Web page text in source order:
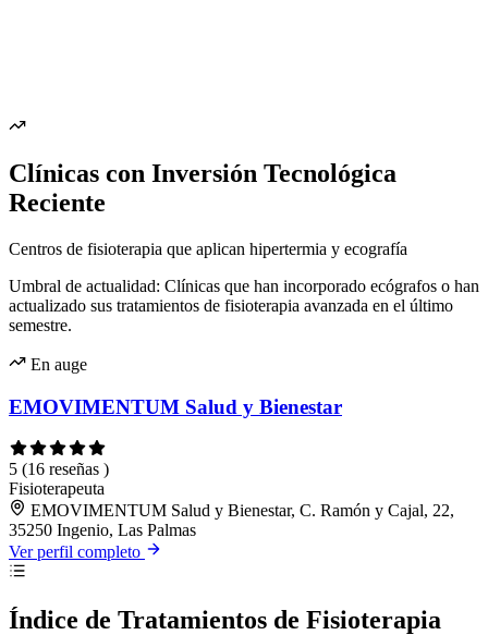
Clínicas con Inversión Tecnológica
Reciente
Centros de fisioterapia que aplican hipertermia y ecografía
Umbral de actualidad: Clínicas que han incorporado ecógrafos o han
actualizado sus tratamientos de fisioterapia avanzada en el último
semestre.
En auge
EMOVIMENTUM Salud y Bienestar
5 (16 reseñas )
Fisioterapeuta
EMOVIMENTUM Salud y Bienestar, C. Ramón y Cajal, 22,
35250 Ingenio, Las Palmas
Ver perfil completo
Índice de Tratamientos de Fisioterapia